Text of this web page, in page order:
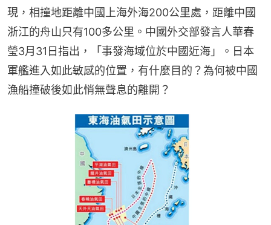
現，相撞地距離中國上海外海200公里處，距離中國
浙江的舟山只有100多公里。中國外交部發言人華春
瑩3月31日指出，「事發海域位於中國近海」。日本
軍艦進入如此敏感的位置，有什麼目的？為何被中國
漁船撞破後如此悄無聲息的離開？